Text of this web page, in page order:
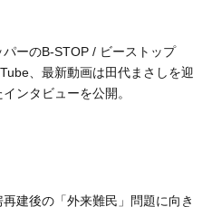
パーのB-STOP / ビーストップ
、最新動画は田代まさしを迎
インタビューを公開。
再建後の「外来難民」問題に向き